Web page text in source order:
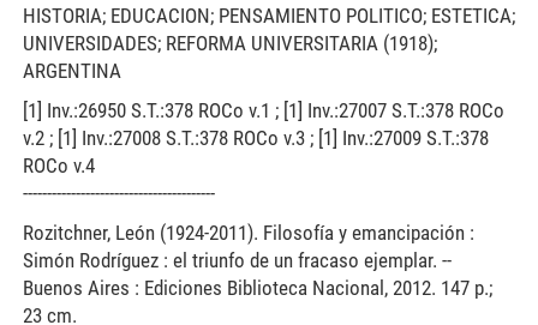
HISTORIA; EDUCACION; PENSAMIENTO POLITICO; ESTETICA;
UNIVERSIDADES; REFORMA UNIVERSITARIA (1918);
ARGENTINA
[1] Inv.:26950 S.T.:378 ROCo v.1 ; [1] Inv.:27007 S.T.:378 ROCo
v.2 ; [1] Inv.:27008 S.T.:378 ROCo v.3 ; [1] Inv.:27009 S.T.:378
ROCo v.4
----------------------------------------
Rozitchner, León (1924-2011). Filosofía y emancipación :
Simón Rodríguez : el triunfo de un fracaso ejemplar. --
Buenos Aires : Ediciones Biblioteca Nacional, 2012. 147 p.;
23 cm.